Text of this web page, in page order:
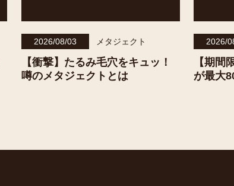
2026/08/03 メタジェクト
【衝撃】たるみ毛穴をキュッ！
噂のメタジェクトとは
2026/
【期間
が最大